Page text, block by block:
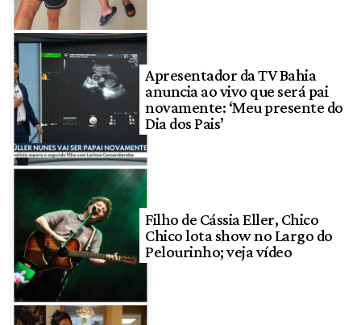
Apresentador da TV Bahia
anuncia ao vivo que será pai
novamente: ‘Meu presente do
Dia dos Pais’
Filho de Cássia Eller, Chico
Chico lota show no Largo do
Pelourinho; veja vídeo